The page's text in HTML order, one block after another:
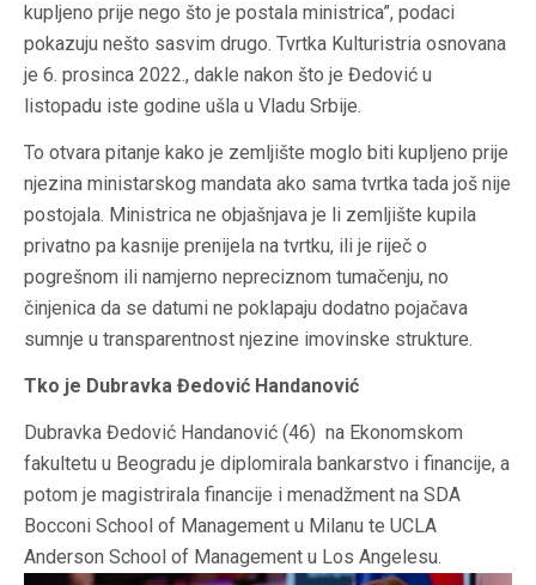
kupljeno prije nego što je postala ministrica”, podaci
pokazuju nešto sasvim drugo. Tvrtka Kulturistria osnovana
je 6. prosinca 2022., dakle nakon što je Đedović u
listopadu iste godine ušla u Vladu Srbije.
To otvara pitanje kako je zemljište moglo biti kupljeno prije
njezina ministarskog mandata ako sama tvrtka tada još nije
postojala. Ministrica ne objašnjava je li zemljište kupila
privatno pa kasnije prenijela na tvrtku, ili je riječ o
pogrešnom ili namjerno nepreciznom tumačenju, no
činjenica da se datumi ne poklapaju dodatno pojačava
sumnje u transparentnost njezine imovinske strukture.
Tko je Dubravka Đedović Handanović
Dubravka Đedović Handanović (46) na Ekonomskom
fakultetu u Beogradu je diplomirala bankarstvo i financije, a
potom je magistrirala financije i menadžment na SDA
Bocconi School of Management u Milanu te UCLA
Anderson School of Management u Los Angelesu.